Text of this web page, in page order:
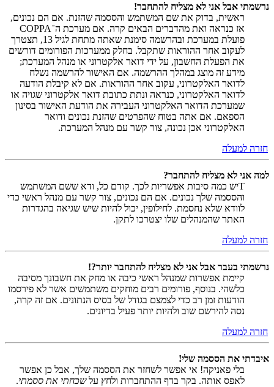
נרשמתי אבל אני לא מצליח להתחבר!
ראשית, בדוק את שם המשתמש והססמה שהזנת. אם הם נכונים,
אז כנראה ואת מהדברים הבאים קרה. אם מערכת ה־COPPA
פועלת במערכת ובהרשמה סימנת שאתה מתחת לגיל 13, תצטרך
לעקוב אחר ההוראות שתקבל. בחלק ממערכות הפורומים דורשים
את הפעלת החשבון, על ידי דואר אלקטרוני או מנהל המערכת;
מידע זה מוצג במהלך ההרשמה. אם האישור להרשמה נשלח
לדואר האלקטרוני, עקוב אחר ההוראות. אם לא קיבלת הודעה
לדואר האלקטרוני, כנראה ונתת כתובת דואר אלקטרוני שגויה או
שמערכת הדואר האלקטרוני העבירה את הודעת האישור בסינון
הספאם. אם אתה בטוח שהפרטים שהזנת נכונים ודואר
האלקטרוני אכן נכונה, צור קשר עם מנהל המערכת.
חזרה למעלה
למה אני לא מצליח להתחבר?
Tיש כמה סיבות אפשריות לכך. קודם כל, ודא ששם המשתמש
והססמה שלך נכונים. אם הם נכונים, צור קשר עם מנהל ראשי כדי
לוודא שלא נחסמת. לחילופין, יכול להיות שיש שגיאה בהגדרות
האתר שהמנהלים שלו יצטרכו לתקן.
חזרה למעלה
נרשמתי בעבר אבל אני לא מצליח להתחבר יותר?!
קיימת אפשרות שמנהל ראשי כיבה או מחק את חשבונך מסיבה
כלשהי. בנוסף, פורומים רבים מוחקים משתמשים אשר לא פירסמו
הודעות זמן רב כדי לצמצם בגודל של בסיס הנתונים. אם זה קרה,
נסה להירשם שוב ולהיות יותר פעיל בדיונים.
חזרה למעלה
איבדתי את הססמה שלי!
בלי פאניקה! אי אפשר לשחזר את הססמה שלך, אבל כן אפשר
לאפס אותה. בקר בדף ההתחברות ולחץ עלשכחתי את ססמתי.